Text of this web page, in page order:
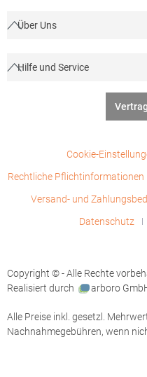
Über Uns
Hilfe und Service
Cookie-
Rechtliche Pflichtinformationen
Versand- und
Datenschutz
Copyright © - Alle Rechte
Realisiert durch
arboro
Alle Preise inkl. gesetzl.
Nachnahmegebühren, wenn